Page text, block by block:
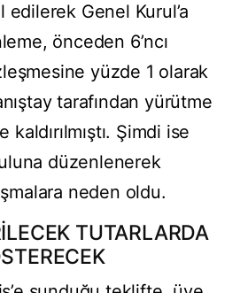
Genel Kurul’a
önceden 6’ncı
yüzde 1 olarak
tarafından yürütme
kaldırılmıştı. Şimdi ise
düzenlenerek
neden oldu.
TUTARLARDA